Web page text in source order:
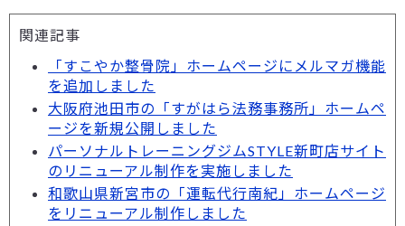
関連記事
「すこやか整骨院」ホームページにメルマガ機能
を追加しました
大阪府池田市の「すがはら法務事務所」ホームペ
ージを新規公開しました
パーソナルトレーニングジムSTYLE新町店サイト
のリニューアル制作を実施しました
和歌山県新宮市の「運転代行南紀」ホームページ
をリニューアル制作しました